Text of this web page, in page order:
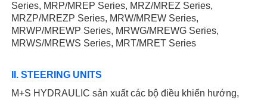
Series, MRP/MREP Series, MRZ/MREZ Series,
MRZP/MREZP Series, MRW/MREW Series,
MRWP/MREWP Series, MRWG/MREWG Series,
MRWS/MREWS Series, MRT/MRET Series
II. STEERING UNITS
M+S HYDRAULIC sản xuất các bộ điều khiển hướng,